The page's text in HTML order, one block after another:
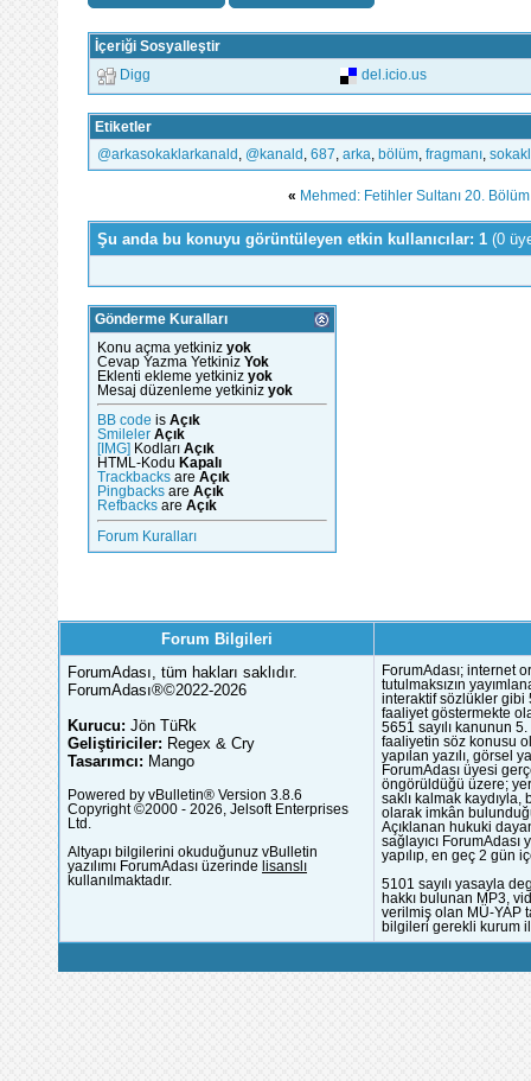
İçeriği Sosyalleştir
Digg del.icio.us
Etiketler
‪@arkasokaklarkanald‬
‪@kanald‬ 687 arka bölüm fragmanı
« Mehmed: Fetihler Sultanı 20.
Şu anda bu konuyu görüntüleyen etkin kullanıcılar: 1 (0
Gönderme Kuralları
Konu açma yetkiniz yok
Cevap Yazma Yetkiniz Yok
Eklenti ekleme yetkiniz yok
Mesaj düzenleme yetkiniz yok
BB code is Açık
Smileler Açık
[IMG]
Kodları Açık
HTML-Kodu Kapalı
Trackbacks are Açık
Pingbacks are Açık
Refbacks are Açık
Forum Kuralları
Forum Bilgileri
ForumAdası, tüm hakları saklıdır.
ForumAdası®©2022-2026
Kurucu: Jön TüRk
Geliştiriciler: Regex & Cry
Tasarımcı: Mango
Powered by vBulletin® Version 3.8.6
Copyright ©2000 - 2026, Jelsoft Enterprises
Ltd.
Altyapı bilgilerini okuduğunuz vBulletin
yazılımı ForumAdası üzerinde lisanslı
kullanılmaktadır.
ForumAdası; internet
tutulmaksızın
interaktif sözlükler gibi
faaliyet göstermekte
5651 sayılı kanunun
faaliyetin söz konusu
yapılan yazılı, görsel
ForumAdası üyesi
öngörüldüğü üzere;
saklı kalmak
olarak imkân
Açıklanan hukuki
sağlayıcı
yapılıp, en geç 2 gün
5101 sayılı yasayla
hakkı bulunan MP3,
verilmiş olan MÜ-YAP
bilgileri gerekli kurum